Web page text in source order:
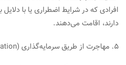
افرادی که در شرایط اضطراری یا با دلایل
دارند، اقامت می‌دهند.
5. مهاجرت از طریق سرمایه‌گذاری (Investment Immigration):